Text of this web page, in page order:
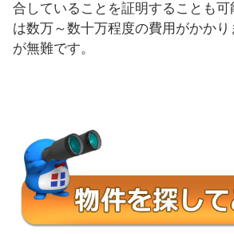
合していることを証明することも
は数万～数十万程度の費用がかか
が無難です。